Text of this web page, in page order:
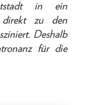
in ein
direkt zu den
Deshalb
für die